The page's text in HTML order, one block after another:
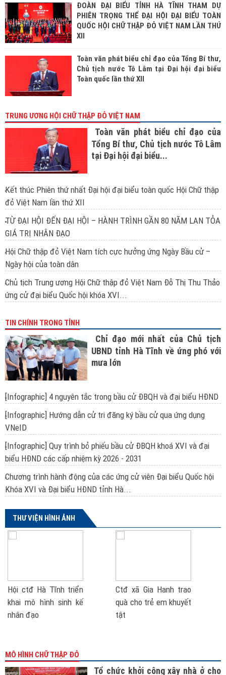
ĐOÀN ĐẠI BIỂU TỈNH HÀ TĨNH THAM DỰ
PHIÊN TRỌNG THỂ ĐẠI HỘI ĐẠI BIỂU TOÀN
QUỐC HỘI CHỮ THẬP ĐỎ VIỆT NAM LẦN THỨ
XII
Toàn văn phát biểu chỉ đạo của Tổng Bí thư,
Chủ tịch nước Tô Lâm tại Đại hội đại biểu
Toàn quốc lần thứ XII
TRUNG ƯƠNG HỘI CHỮ THẬP ĐỎ VIỆT NAM
Toàn văn phát biểu chỉ đạo của
Tổng Bí thư, Chủ tịch nước Tô Lâm
tại Đại hội đại biểu...
Kết thúc Phiên thứ nhất Đại hội đại biểu toàn quốc Hội Chữ thập
đỏ Việt Nam lần thứ XII
TỪ ĐẠI HỘI ĐẾN ĐẠI HỘI – HÀNH TRÌNH GẦN 80 NĂM LAN TỎA
GIÁ TRỊ NHÂN ĐẠO
Hội Chữ thập đỏ Việt Nam tích cực hưởng ứng Ngày Bầu cử –
Ngày hội của toàn dân
Chủ tịch Trung ương Hội Chữ thập đỏ Việt Nam Đỗ Thị Thu Thảo
ứng cử đại biểu Quốc hội khóa XVI...
TIN CHÍNH TRONG TỈNH
Chỉ đạo mới nhất của Chủ tịch
UBND tỉnh Hà Tĩnh về ứng phó với
mưa lớn
[Infographic] 4 nguyên tắc trong bầu cử ĐBQH và đại biểu HĐND
[Infographic] Hướng dẫn cử tri đăng ký bầu cử qua ứng dụng
VNeID
[Infographic] Quy trình bỏ phiếu bầu cử ĐBQH khoá XVI và đại
biểu HĐND các cấp nhiệm kỳ 2026 - 2031
Chương trình hành động của các ứng cử viên Đại biểu Quốc hội
Khóa XVI và Đại biểu HĐND tỉnh Hà...
THƯ VIỆN HÌNH ẢNH
Hội ctđ Hà Tĩnh triển
khai mô hình sinh kế
nhân đạo
Ctđ xã Gia Hanh trao
quà cho trẻ em khuyết
tật
MÔ HÌNH CHỮ THẬP ĐỎ
Tổ chức khởi công xây nhà ở cho